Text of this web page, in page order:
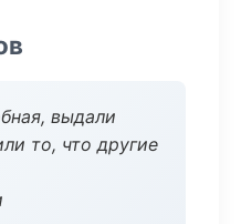
выдали
то, что другие